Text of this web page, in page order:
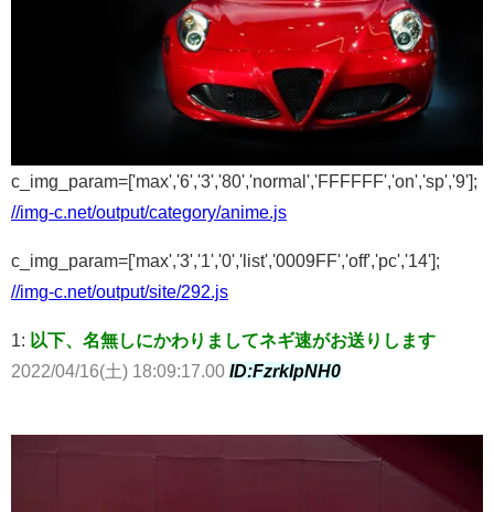
c_img_param=['max','6','3','80','normal','FFFFFF','on','sp','9'];
//img-c.net/output/category/anime.js
c_img_param=['max','3','1','0','list','0009FF','off','pc','14'];
//img-c.net/output/site/292.js
1: 以下、名無しにかわりましてネギ速がお送りします
2022/04/16(土) 18:09:17.00 ID:FzrkIpNH0